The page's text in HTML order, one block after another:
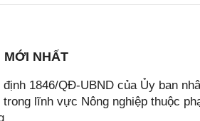
MỚI NHẤT
định 1846/QĐ-UBND của Ủy ban
trong lĩnh vực Nông nghiệp thuộc